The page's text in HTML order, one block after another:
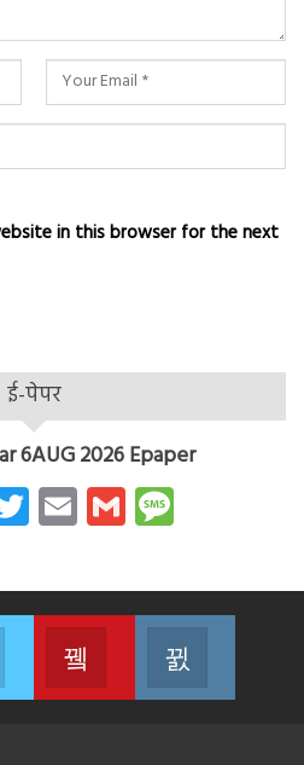
in this browser for the next
ई-पेपर
6AUG 2026 Epaper
Twitter
EmailGmail
Twitter
Join us on Twitter
Youtube
Join us on Youtube